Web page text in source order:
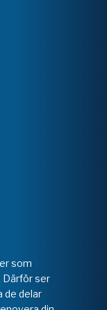
som
Därför ser
de delar